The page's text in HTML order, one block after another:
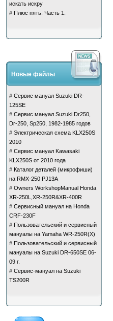
искать искру
# Плюс пять. Часть 1.
Новые файлы
# Сервис мануал Suzuki DR-
125SE
# Сервис мануал Suzuki Dr250,
Dr-250, Sp250, 1982-1985 годов
# Электрическая схема KLX250S
2010
# Сервис мануал Kawasaki
KLX250S от 2010 года
# Каталог деталей (микрофиши)
на RMX-250 PJ13A
# Owners WorkshopManual Honda
XR-250L,XR-250R&XR-400R
# Сервисный мануал на Honda
CRF-230F
# Пользовательский и сервисный
мануалы на Yamaha WR-250R(X)
# Пользовательский и сервисный
мануалы на Suzuki DR-650SE 06-
09 г.
# Сервис-мануал на Suzuki
TS200R